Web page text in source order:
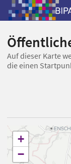
Auf dieser Karte
die einen
+
−